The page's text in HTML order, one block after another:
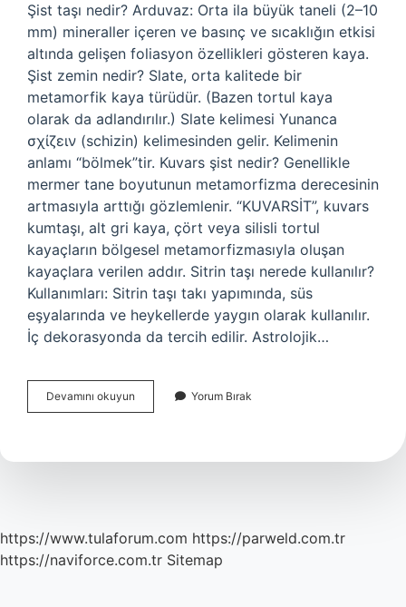
Şist taşı nedir? Arduvaz: Orta ila büyük taneli (2–10
mm) mineraller içeren ve basınç ve sıcaklığın etkisi
altında gelişen foliasyon özellikleri gösteren kaya.
Şist zemin nedir? Slate, orta kalitede bir
metamorfik kaya türüdür. (Bazen tortul kaya
olarak da adlandırılır.) Slate kelimesi Yunanca
σχίζειν (schizin) kelimesinden gelir. Kelimenin
anlamı “bölmek”tir. Kuvars şist nedir? Genellikle
mermer tane boyutunun metamorfizma derecesinin
artmasıyla arttığı gözlemlenir. “KUVARSİT”, kuvars
kumtaşı, alt gri kaya, çört veya silisli tortul
kayaçların bölgesel metamorfizmasıyla oluşan
kayaçlara verilen addır. Sitrin taşı nerede kullanılır?
Kullanımları: Sitrin taşı takı yapımında, süs
eşyalarında ve heykellerde yaygın olarak kullanılır.
İç dekorasyonda da tercih edilir. Astrolojik…
Devamını okuyun
Taşı
Yorum Bırak
https://www.tulaforum.com https://parweld.com.tr
https://naviforce.com.tr Sitemap